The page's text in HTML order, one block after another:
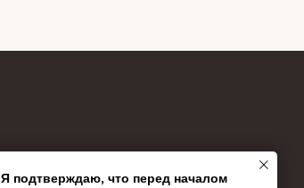
Я подтверждаю, что перед началом